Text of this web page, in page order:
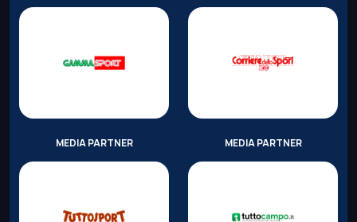
MEDIA PARTNER MEDIA PARTNER